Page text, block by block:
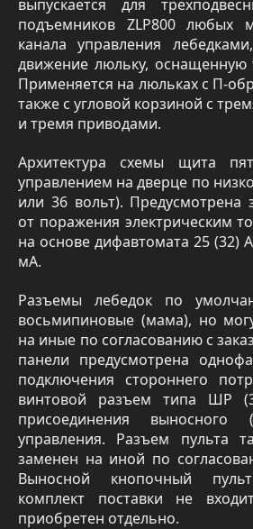
выпускается для
подъемников ZLP800 любых
канала управления
движение люльку, оснащенную
Применяется на люльках с П-
также с угловой корзиной с
и тремя приводами.
Архитектура схемы щита
управлением на дверце по
или 36 вольт). Предусмотрена
от поражения электрическим
на основе дифавтомата 25 (32)
мА.
Разъемы лебедок по
восьмипиновые (мама), но
на иные по согласованию с
панели предусмотрена
подключения стороннего
винтовой разъем типа ШР
присоединения выносного
управления. Разъем пульта
заменен на иной по
Выносной кнопочный
комплект поставки не
приобретен отдельно.